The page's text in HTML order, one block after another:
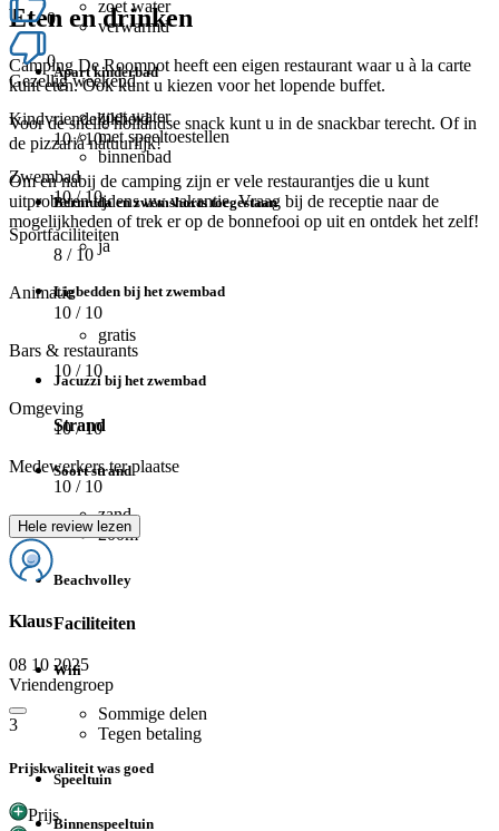
Eten en drinken
Camping De Roompot heeft een eigen restaurant waar u à la carte
kunt eten. Ook kunt u kiezen voor het lopende buffet.
Voor de snelle hollandse snack kunt u in de snackbar terecht. Of in
de pizzaria natuurlijk!
Om en nabij de camping zijn er vele restaurantjes die u kunt
uitproberen tijdens uw vakantie. Vraag bij de receptie naar de
mogelijkheden of trek er op de bonnefooi op uit en ontdek het zelf!
zoet water
verwarmd
Apart kinderbad
zoet water
met speeltoestellen
binnenbad
Bermuda en zwemshorts toegestaan
ja
Ligbedden bij het zwembad
gratis
Jacuzzi bij het zwembad
Strand
Soort strand
zand
200m
Beachvolley
Faciliteiten
Wifi
Sommige delen
Tegen betaling
Speeltuin
Binnenspeeltuin
0
0
Gezellig weekend
Kindvriendelijkheid
10/ 10
Zwembad
10/ 10
Sportfaciliteiten
8 / 10
Animatie
10 / 10
Bars & restaurants
10 / 10
Omgeving
10/ 10
Medewerkers ter plaatse
10 / 10
Hele review lezen
Klaus
08 10 2025
Vriendengroep
3
Prijskwaliteit was goed
Prijs